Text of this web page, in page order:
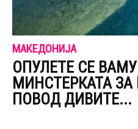
МАКЕДОНИЈА
ОПУЛЕТЕ СЕ
МИНСТЕРКАТА ЗА
ПОВОД ДИВИТЕ...